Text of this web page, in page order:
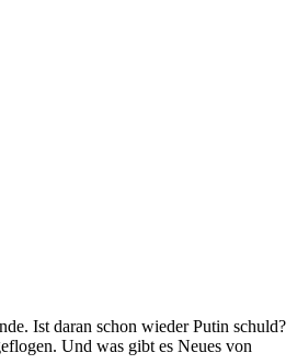
Ist daran schon wieder Putin schuld?
Und was gibt es Neues von